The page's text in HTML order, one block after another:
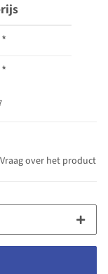
*
*
Vraag over het product